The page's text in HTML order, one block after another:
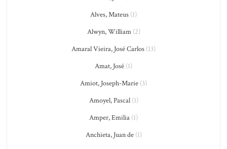
Alves, Mateus (1)
Alwyn, William(2)
Amaral Vieira, José Carlos (13)
Amat, José (1)
Amiot, Joseph-Marie (3)
Amoyel, Pascal(1)
Amper, Emilia (1)
Anchieta, Juan de(1)